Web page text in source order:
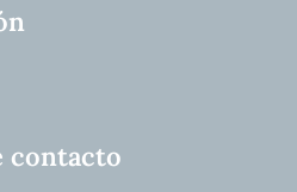
contacto